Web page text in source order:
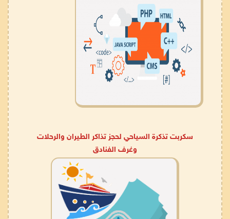
سكربت تذكرة السياحي لحجز تذاكر الطيران والرحلات
وغرف الفنادق